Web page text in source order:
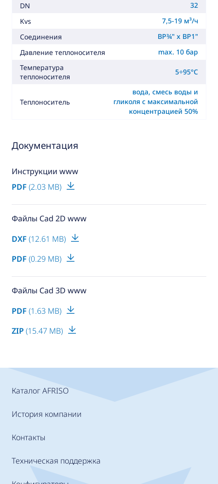
DN
32
Kvs
7,5-19 м³/ч
Соединения
ВР¾" x ВР1"
Давление теплоносителя
max. 10 бар
Температура
теплоносителя
5÷95°C
Теплоноситель
вода, смесь воды и
гликоля с максимальной
концентрацией 50%
Документация
Инструкции www
PDF (2.03 MB)
Файлы Cad 2D www
DXF (12.61 MB)
PDF (0.29 MB)
Файлы Cad 3D www
PDF (1.63 MB)
ZIP (15.47 MB)
Каталог AFRISO
История компании
Контакты
Техническая поддержка